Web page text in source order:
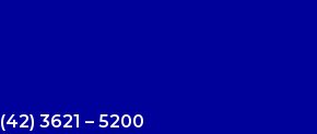
(42) 3621 – 5200